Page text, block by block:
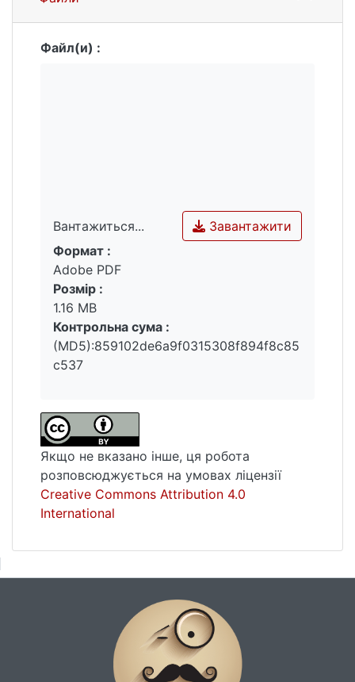
Файл(и) :
Вантажиться...
Вантажиться...
Завантажити
Формат :
Adobe PDF
Розмір :
1.16 MB
Контрольна сума :
(MD5):859102de6a9f0315308f894f8c85
c537
Якщо не вказано інше, ця робота
розповсюджується на умовах ліцензії
Creative Commons Attribution 4.0
International